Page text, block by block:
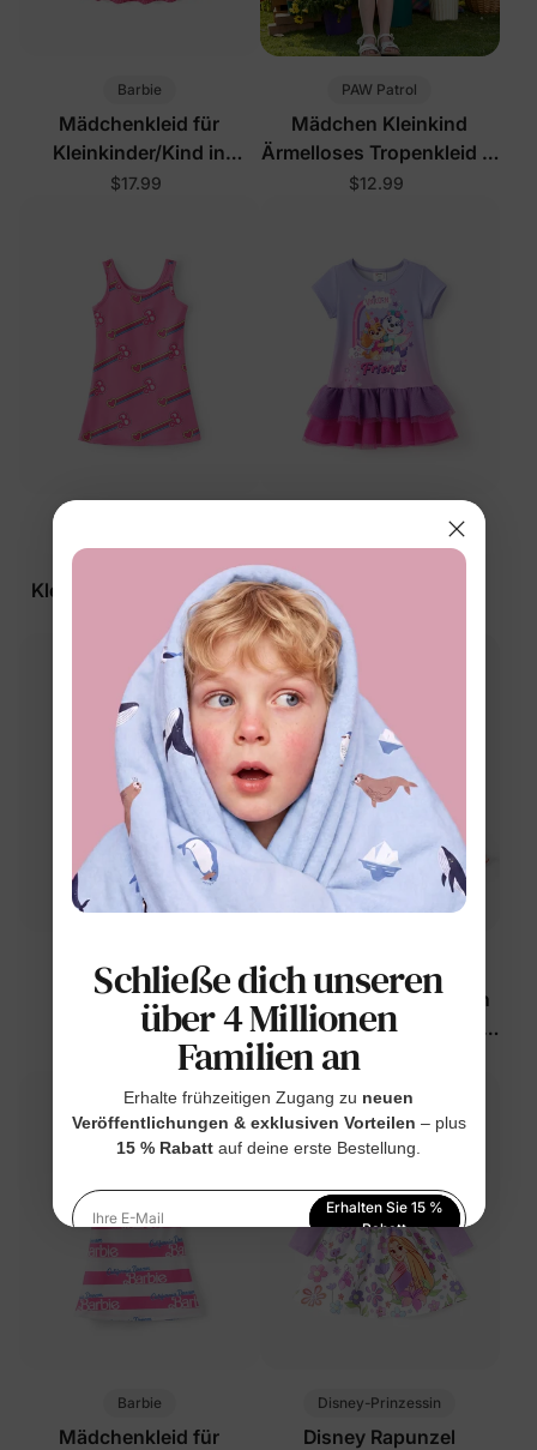
Barbie
Mädchenkleid für
Kleinkinder/Kind in
Rosarot
$17.99
PAW Patrol
Mädchen Kleinkind
Ärmelloses Tropenkleid in
Knallpink
$12.99
Mädchenkleid für
Kleinkinder/Kind in Pink
Kleinkinder in Lila
$24.99
PAW Patrol
Mädchenkleid für
Kleinkinder mit
Blumenmuster in
Bestseller
Disney Moana Mädchen
Kleinkind/Kind 2-teiliges
Kleid-Set
$24.99
Barbie
Mädchenkleid für
Disney-Prinzessin
Disney Rapunzel
Schließe dich unseren
über 4 Millionen
Familien an
Erhalte frühzeitigen Zugang zu neuen
Veröffentlichungen & exklusiven Vorteilen – plus
15 % Rabatt auf deine erste Bestellung.
Ihre E-Mail
Erhalten Sie 15 %
Rabatt
Indem Sie sich anmelden, stimmen Sie unserer
Datenschutzerklärung
zu